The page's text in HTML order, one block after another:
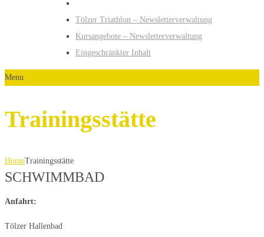
Tölzer Triathlon – Newsletterverwaltung
Kursangebote – Newsletterverwaltung
Eingeschränkter Inhalt
Menu
Trainingsstätte
HomeTrainingsstätte
SCHWIMMBAD
Anfahrt:
Tölzer Hallenbad